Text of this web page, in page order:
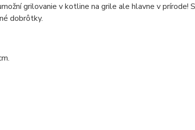
grilovanie v kotline na grile ale hlavne v prírode!
dobrôtky.